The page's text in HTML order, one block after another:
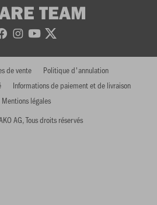
TEAM
AG, Tous droits réservés
de vente
Politique d'annulation
Informations de paiement et de livraison
Mentions légales